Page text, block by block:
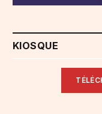
KIOSQUE